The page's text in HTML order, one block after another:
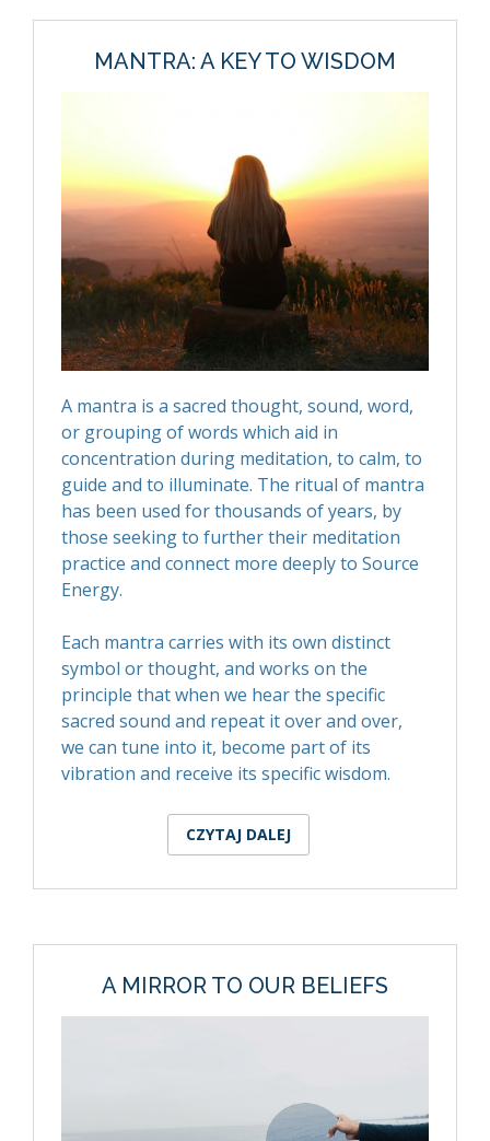
MANTRA: A KEY TO WISDOM
A mantra is a sacred thought, sound, word,
or grouping of words which aid in
concentration during meditation, to calm, to
guide and to illuminate. The ritual of mantra
has been used for thousands of years, by
those seeking to further their meditation
practice and connect more deeply to Source
Energy.
Each mantra carries with its own distinct
symbol or thought, and works on the
principle that when we hear the specific
sacred sound and repeat it over and over,
we can tune into it, become part of its
vibration and receive its specific wisdom.
CZYTAJ DALEJ
A MIRROR TO OUR BELIEFS